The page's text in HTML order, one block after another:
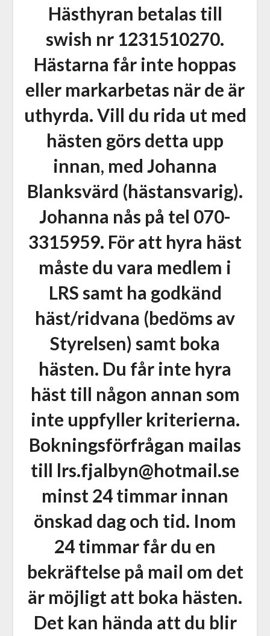
Hästhyran betalas till
swish nr 1231510270.
Hästarna får inte hoppas
eller markarbetas när de är
uthyrda. Vill du rida ut med
hästen görs detta upp
innan, med Johanna
Blanksvärd (hästansvarig).
Johanna nås på tel 070-
3315959. För att hyra häst
måste du vara medlem i
LRS samt ha godkänd
häst/ridvana (bedöms av
Styrelsen) samt boka
hästen. Du får inte hyra
häst till någon annan som
inte uppfyller kriterierna.
Bokningsförfrågan mailas
till lrs.fjalbyn@hotmail.se
minst 24 timmar innan
önskad dag och tid. Inom
24 timmar får du en
bekräftelse på mail om det
är möjligt att boka hästen.
Det kan hända att du blir